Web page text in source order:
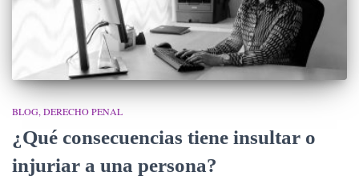
BLOG DERECHO PENAL
¿Qué consecuencias tiene insultar o
injuriar a una persona?